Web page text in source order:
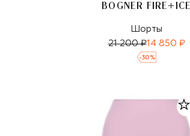
BOGNER FIRE+ICE
Шорты
21 200 ₽14 850 ₽
-30 %